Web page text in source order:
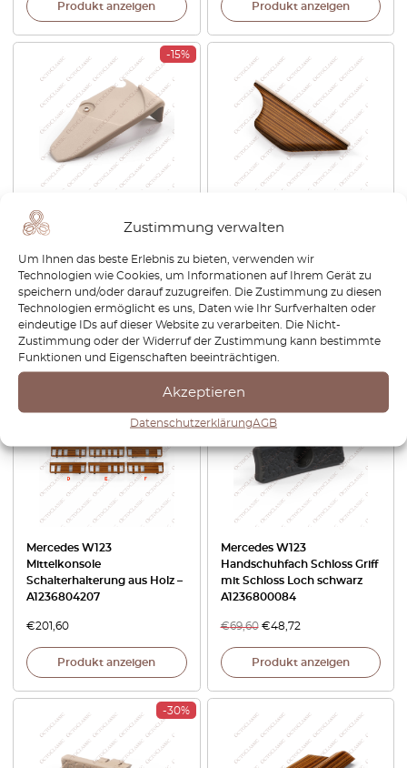
Zustimmung verwalten
Um Ihnen das beste Erlebnis zu bieten, verwenden wir
Technologien wie Cookies, um Informationen auf Ihrem Gerät zu
speichern und/oder darauf zuzugreifen. Die Zustimmung zu diesen
Technologien ermöglicht es uns, Daten wie Ihr Surfverhalten oder
eindeutige IDs auf dieser Website zu verarbeiten. Die Nicht-
Zustimmung oder der Widerruf der Zustimmung kann bestimmte
Funktionen und Eigenschaften beeinträchtigen.
Akzeptieren
DatenschutzerklärungAGB
Produkt anzeigen Produkt anzeigen
-15%
Mercedes C123 Abdeckung
Unterteil Ruhesitz links oder
A1239185230
€88,80 €75,48
Produkt anzeigen
Heckpolsterung
links oder rechts
A1236920922 / A1236901022
€246,00
Produkt anzeigen
Mercedes W123
Mittelkonsole
Schalterhalterung aus Holz –
A1236804207
€201,60
Produkt anzeigen
Mercedes W123
Handschuhfach Schloss Griff
mit Schloss Loch schwarz
A1236800084
€69,60 €48,72
Produkt anzeigen
-30%